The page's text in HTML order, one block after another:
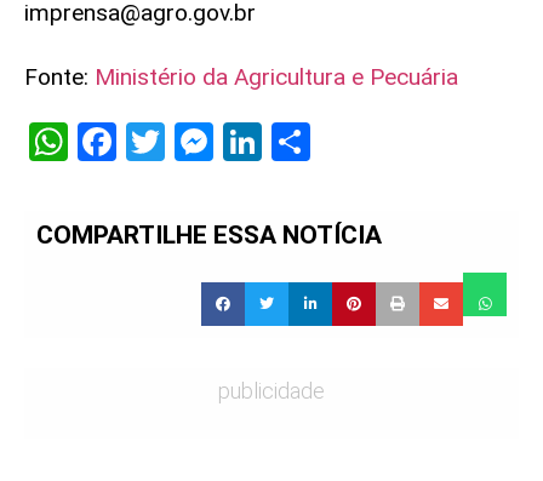
imprensa@agro.gov.br
Fonte: Ministério da Agricultura e Pecuária
WhatsApp
Facebook
TwitterMessenger
LinkedIn
COMPARTILHE ESSA NOTÍCIA
publicidade